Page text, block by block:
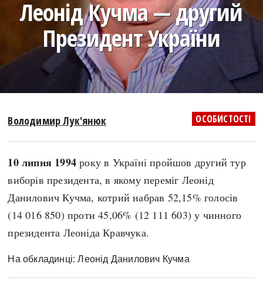
search
СЬОГОДНІ
ПРАВИЛА ЖИТТЯ
ПОДКАСТИ
КРУГЛІ ДАТИ
КАРТИ
НОТА БЕНЕ
ПРЯМА МОВА
МОЯ ІСТОРІЯ
Авіація і космонавтика
Архітектура і будівництво
Княжа доба
Козацька доба
Леонід Кучма — другий
Президент України
ОСОБИСТОСТІ
Володимир Лук'янюк
10 липня 1994 року в Україні пройшов другий тур
виборів президента, в якому переміг Леонід
Данилович Кучма, котрий набрав 52,15% голосів
(14 016 850) проти 45,06% (12 111 603) у чинного
президента Леоніда Кравчука.
На обкладинці: Леонід Данилович Кучма